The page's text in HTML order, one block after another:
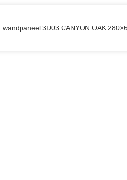
wandpaneel 3D03 CANYON OAK